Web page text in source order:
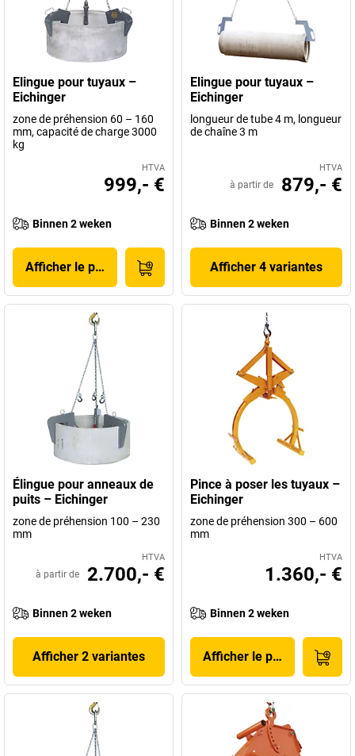
Elingue pour tuyaux –
Eichinger
zone de préhension 60 – 160
mm, capacité de charge 3000
kg
HTVA
999,- €
Binnen 2 weken
Afficher le produit
Elingue pour tuyaux –
Eichinger
longueur de tube 4 m, longueur
de chaîne 3 m
HTVA
à partir de 879,- €
Binnen 2 weken
Afficher 4 variantes
Élingue pour anneaux de
puits – Eichinger
zone de préhension 100 – 230
mm
HTVA
à partir de 2.700,- €
Binnen 2 weken
Afficher 2 variantes
Pince à poser les tuyaux –
Eichinger
zone de préhension 300 – 600
mm
HTVA
1.360,- €
Binnen 2 weken
Afficher le produit